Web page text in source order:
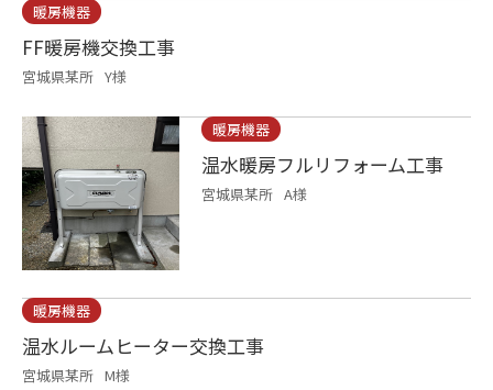
暖房機器
FF暖房機交換工事
宮城県某所 Y様
暖房機器
温水暖房フルリフォーム工事
宮城県某所 A様
暖房機器
温水ルームヒーター交換工事
宮城県某所 M様